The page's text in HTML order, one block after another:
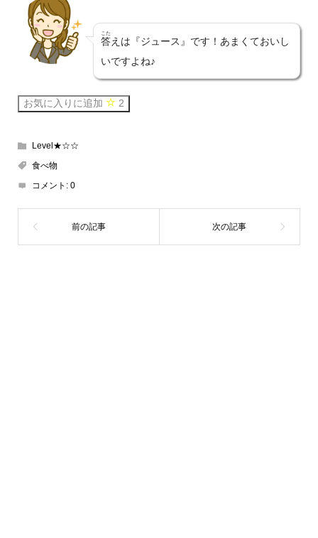
答
こた
えは『ジュース』です！あまくておいし
いですよね♪
お気に入りに追加 2
Level★☆☆
食べ物
コメント: 0